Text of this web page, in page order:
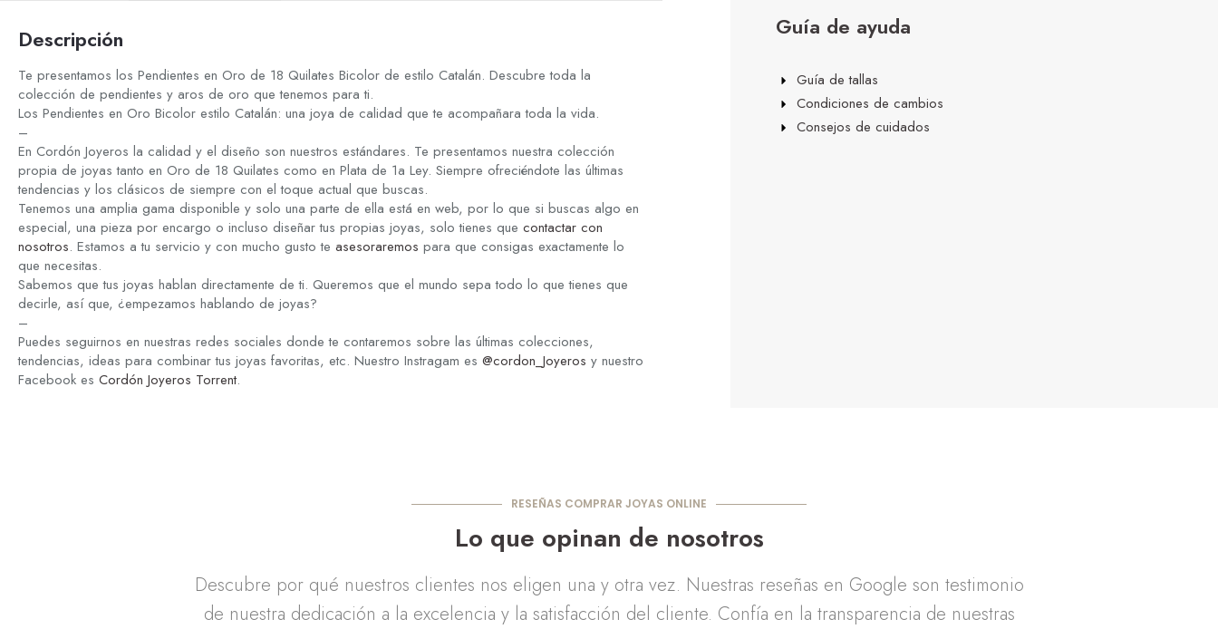
Descripción
Te presentamos los Pendientes en Oro de 18 Quilates Bicolor de estilo Catalán. Descubre toda la
colección de pendientes y aros de oro que tenemos para ti.
Los Pendientes en Oro Bicolor estilo Catalán: una joya de calidad que te acompañara toda la vida.
–
En Cordón Joyeros la calidad y el diseño son nuestros estándares. Te presentamos nuestra colección
propia de joyas tanto en Oro de 18 Quilates como en Plata de 1a Ley. Siempre ofreciéndote las últimas
tendencias y los clásicos de siempre con el toque actual que buscas.
Tenemos una amplia gama disponible y solo una parte de ella está en web, por lo que si buscas algo en
especial, una pieza por encargo o incluso diseñar tus propias joyas, solo tienes que contactar con
nosotros. Estamos a tu servicio y con mucho gusto te asesoraremos para que consigas exactamente lo
que necesitas.
Sabemos que tus joyas hablan directamente de ti. Queremos que el mundo sepa todo lo que tienes que
decirle, así que, ¿empezamos hablando de joyas?
–
Puedes seguirnos en nuestras redes sociales donde te contaremos sobre las últimas colecciones,
tendencias, ideas para combinar tus joyas favoritas, etc. Nuestro Instragam es @cordon_Joyeros y nuestro
Facebook es Cordón Joyeros Torrent.
Guía de ayuda
Guía de tallas
Condiciones de cambios
Consejos de cuidados
RESEÑAS COMPRAR JOYAS ONLINE
Lo que opinan de nosotros
Descubre por qué nuestros clientes nos eligen una y otra vez. Nuestras reseñas en Google son testimonio
de nuestra dedicación a la excelencia y la satisfacción del cliente. Confía en la transparencia de nuestras